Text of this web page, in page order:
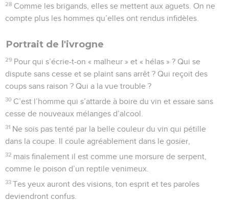
28 Comme les brigands, elles se mettent aux aguets. On ne
compte plus les hommes qu’elles ont rendus infidèles.
Portrait de l'ivrogne
29 Pour qui s’écrie-t-on « malheur » et « hélas » ? Qui se
dispute sans cesse et se plaint sans arrêt ? Qui reçoit des
coups sans raison ? Qui a la vue trouble ?
30 C’est l’homme qui s’attarde à boire du vin et essaie sans
cesse de nouveaux mélanges d’alcool.
31 Ne sois pas tenté par la belle couleur du vin qui pétille
dans la coupe. Il coule agréablement dans le gosier,
32 mais finalement il est comme une morsure de serpent,
comme le poison d’un reptile venimeux.
33 Tes yeux auront des visions, ton esprit et tes paroles
deviendront confus.